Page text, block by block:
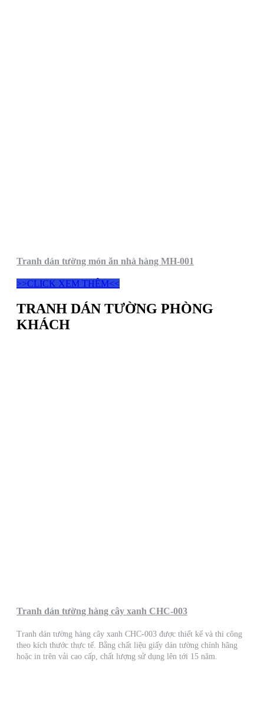
Tranh dán tường món ăn nhà hàng MH-001
>>CLICK XEM THÊM<<
TRANH DÁN TƯỜNG PHÒNG
KHÁCH
Tranh dán tường hàng cây xanh CHC-003
Tranh dán tường hàng cây xanh CHC-003 được thiết kế và thi công
theo kích thước thực tế. Bằng chất liệu giấy dán tường chính hãng
hoặc in trên vải cao cấp, chất lượng sử dụng lên tới 15 năm.